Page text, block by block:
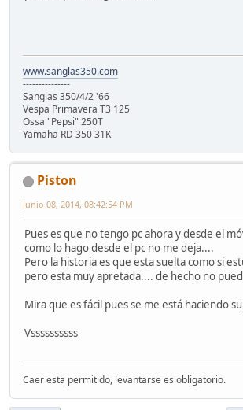
www.sanglas350.com
---------------
Sanglas 350/4/2 '66
Vespa Primavera T3 125
Ossa "Pepsi" 250T
Yamaha RD 350 31K
Piston
Junio 08, 2014, 08:42:54 PM
Pues es que no tengo pc ahora y desde el
como lo hago desde el pc no me deja....
Pero la historia es que esta suelta como si
pero esta muy apretada.... de hecho no
Mira que es fácil pues se me está haciendo
Vssssssssss
Caer esta permitido, levantarse es obligatorio.